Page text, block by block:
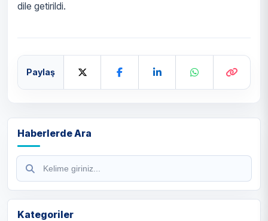
Haberlerde Ara
Kategoriler
dile getirildi.
Paylaş